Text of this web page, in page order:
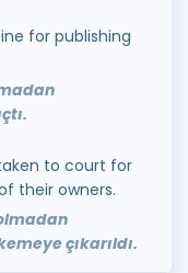
for publishing
to court for
their owners.
çıkarıldı.